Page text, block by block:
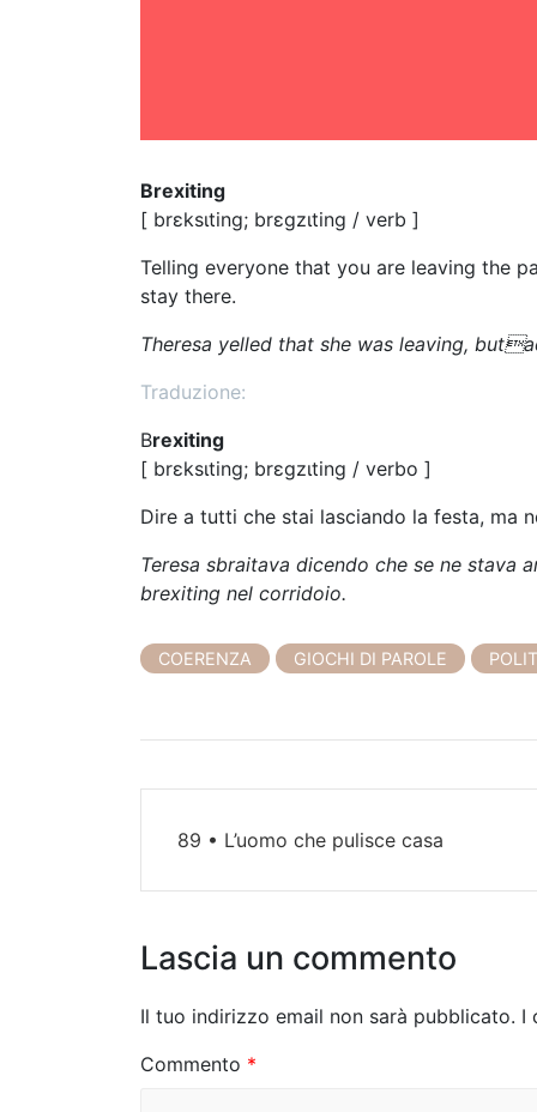
Brexiting
[ brεksιting; brεgzιting / verb ]
Telling everyone that you are leaving the
stay there.
Theresa yelled that she was leaving,
Traduzione:
Brexiting
[ brεksιting; brεgzιting / verbo ]
Dire a tutti che stai lasciando la festa, ma
Teresa sbraitava dicendo che se ne stava
brexiting nel corridoio.
COERENZA GIOCHI DI PAROLE
v
i
a
z
89 • L’uomo che pulisce casa
Lascia un commento
Il tuo indirizzo email non sarà pubblicato. I
Commento *